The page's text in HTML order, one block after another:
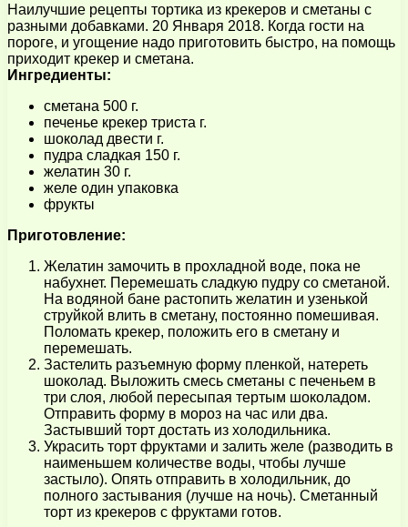
Наилучшие рецепты тортика из крекеров и сметаны с
разными добавками. 20 Января 2018. Когда гости на
пороге, и угощение надо приготовить быстро, на помощь
приходит крекер и сметана.
Ингредиенты:
сметана 500 г.
печенье крекер триста г.
шоколад двести г.
пудра сладкая 150 г.
желатин 30 г.
желе один упаковка
фрукты
Приготовление:
Желатин замочить в прохладной воде, пока не
набухнет. Перемешать сладкую пудру со сметаной.
На водяной бане растопить желатин и узенькой
струйкой влить в сметану, постоянно помешивая.
Поломать крекер, положить его в сметану и
перемешать.
Застелить разъемную форму пленкой, натереть
шоколад. Выложить смесь сметаны с печеньем в
три слоя, любой пересыпая тертым шоколадом.
Отправить форму в мороз на час или два.
Застывший торт достать из холодильника.
Украсить торт фруктами и залить желе (разводить в
наименьшем количестве воды, чтобы лучше
застыло). Опять отправить в холодильник, до
полного застывания (лучше на ночь). Сметанный
торт из крекеров с фруктами готов.